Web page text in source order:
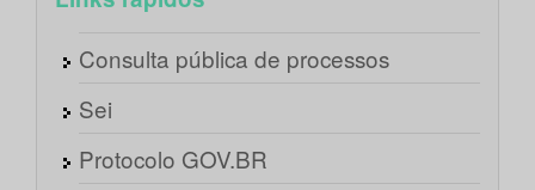
Consulta pública de processos
Sei
Protocolo GOV.BR